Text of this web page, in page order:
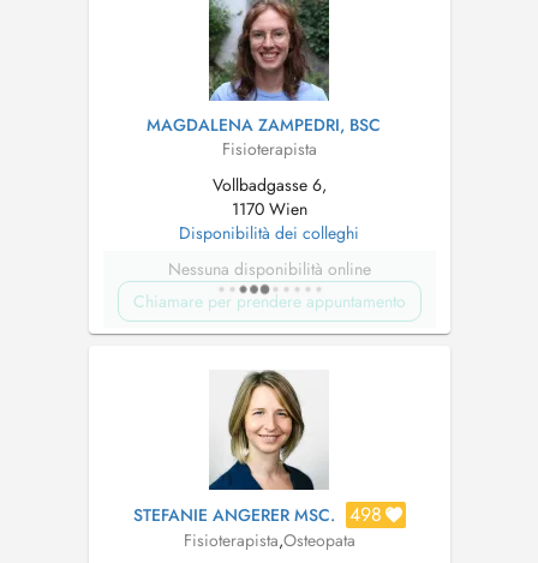
MAGDALENA ZAMPEDRI, BSC
Fisioterapista
Vollbadgasse 6,
1170 Wien
Disponibilità dei colleghi
Nessuna disponibilità online
Chiamare per prendere appuntamento
STEFANIE ANGERER MSC. 498
Fisioterapista,Osteopata